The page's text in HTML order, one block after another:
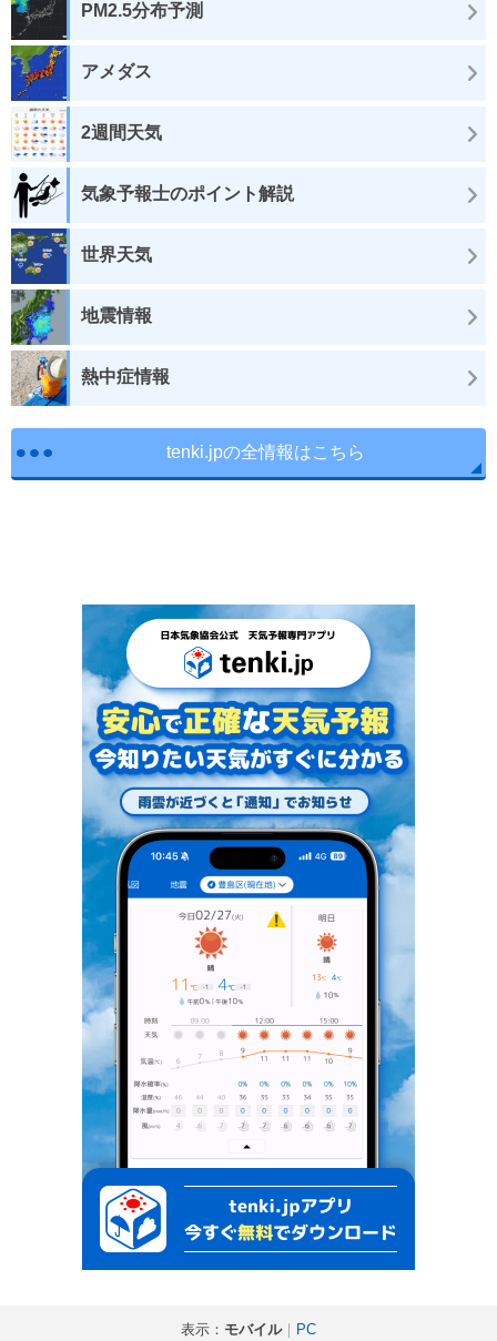
PM2.5分布予測
アメダス
2週間天気
気象予報士のポイント解説
世界天気
地震情報
熱中症情報
tenki.jpの全情報はこちら
表示： モバイル｜ PC